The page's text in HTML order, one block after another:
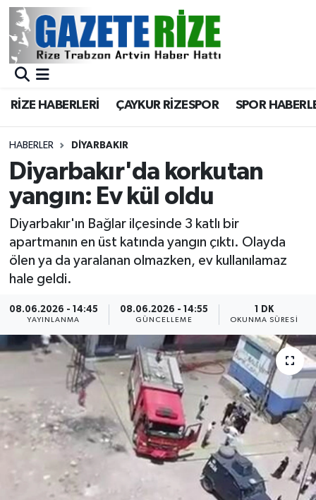
RİZE HABERLERİ ÇAYKUR RİZESPOR SPOR
HABERLER DIYARBAKIR
Diyarbakır'da korkutan
yangın: Ev kül oldu
Diyarbakır'ın Bağlar ilçesinde 3 katlı bir
apartmanın en üst katında yangın çıktı. Olayda
ölen ya da yaralanan olmazken, ev kullanılamaz
hale geldi.
08.06.2026 - 14:45
YAYINLANMA
08.06.2026 - 14:55
GÜNCELLEME
1 DK
OKUNMA SÜRESI
BÖLGEMİZ
Asayiş
Rize Jandarma Komutanlığı
Bilim Teknoloji
Advertising news
Canlı Maç
ÇEVRE
Dış Haberler
Dünya
EĞİTİM
EKONOMİ
Merkez Nöbetçi Eczaneler
Merkez Trafik Yoğunluk Haritası
Süper Lig Puan Durumu ve Fikstür
Tüm Manşetler
Son Dakika Haberleri
Haber Arşivi